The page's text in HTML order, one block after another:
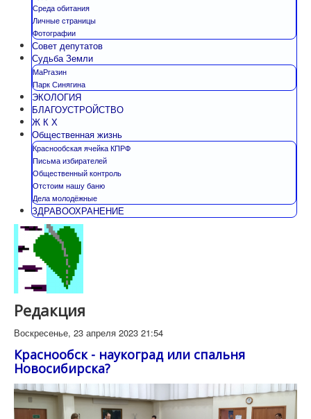
Среда обитания
Личные страницы
Фотографии
Совет депутатов
Судьба Земли
МаРгазин
Парк Синягина
ЭКОЛОГИЯ
БЛАГОУСТРОЙСТВО
Ж К Х
Общественная жизнь
Краснообская ячейка КПРФ
Письма избирателей
Общественный контроль
Отстоим нашу баню
Дела молодёжные
ЗДРАВООХРАНЕНИЕ
Редакция
Воскресенье, 23 апреля 2023 21:54
Краснообск - наукоград или спальня
Новосибирска?